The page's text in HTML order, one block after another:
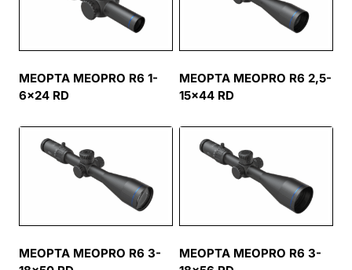
MEOPTA MEOPRO R6 1-
6×24 RD
MEOPTA MEOPRO R6 2,5-
15×44 RD
MEOPTA MEOPRO R6 3-
MEOPTA MEOPRO R6 3-